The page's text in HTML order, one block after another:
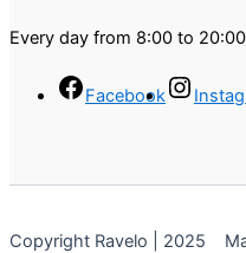
Every day from 8:00 to 20:00
Facebook
Copyright Ravelo | 2025